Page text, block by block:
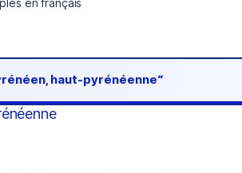
en français
haut-pyrénéenne“